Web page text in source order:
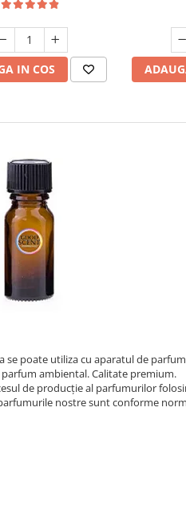
IN COS
se poate utiliza cu aparatul de
parfum ambiental. Calitate premium.
de producție al parfumurilor
nostre sunt conforme